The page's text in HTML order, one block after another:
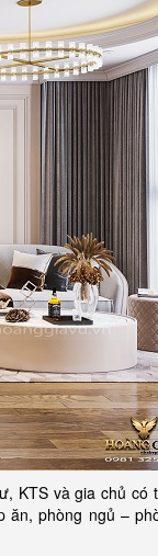
KTS và gia chủ có
phòng ngủ –